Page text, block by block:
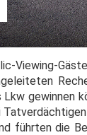
Viewing-
gewinnen
führten die